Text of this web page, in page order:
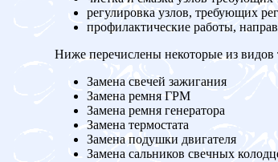
регулировка узлов, требующих
профилактические работы,
Ниже перечислены некоторые из видов
Замена свечей зажигания
Замена ремня ГРМ
Замена ремня генератора
Замена термостата
Замена подушки двигателя
Замена сальников свечных